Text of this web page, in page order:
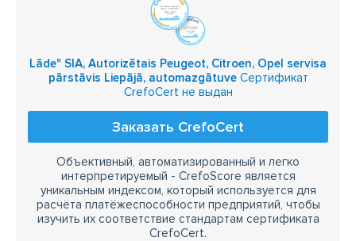
Lāde" SIA, Autorizētais Peugeot, Citroen, Opel servisa
pārstāvis Liepājā, automazgātuveСертификат
CrefoCert не выдан
Заказать CrefoCert
Объективный, автоматизированный и легко
интерпретируемый - CrefoScore является
уникальным индексом, который используется для
расчёта платёжеспособности предприятий, чтобы
изучить их соответствие стандартам сертификата
CrefoCert.